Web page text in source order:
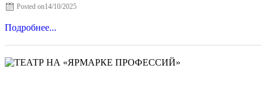
Posted on14/10/2025
Подробнее...